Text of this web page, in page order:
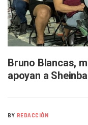
Bruno
Puerto
Bruno Blancas,
apoyan a
BY REDACCIÓN